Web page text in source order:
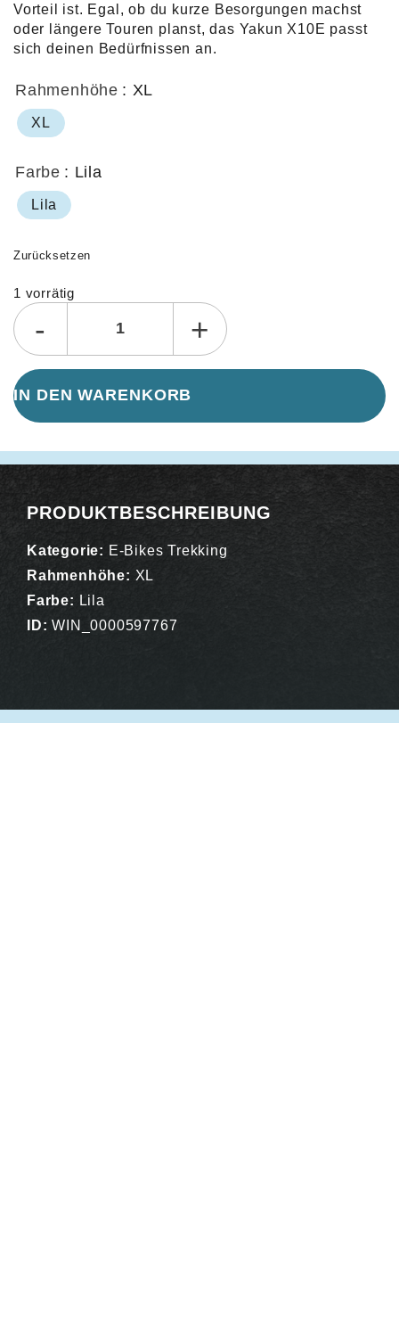
Vorteil ist. Egal, ob du kurze Besorgungen machst
oder längere Touren planst, das Yakun X10E passt
sich deinen Bedürfnissen an.
Rahmenhöhe : XL
XL
Farbe : Lila
Lila
Zurücksetzen
1 vorrätig
- +
IN DEN WARENKORB
PRODUKTBESCHREIBUNG
Kategorie: E-Bikes Trekking
Rahmenhöhe: XL
Farbe: Lila
ID: WIN_0000597767